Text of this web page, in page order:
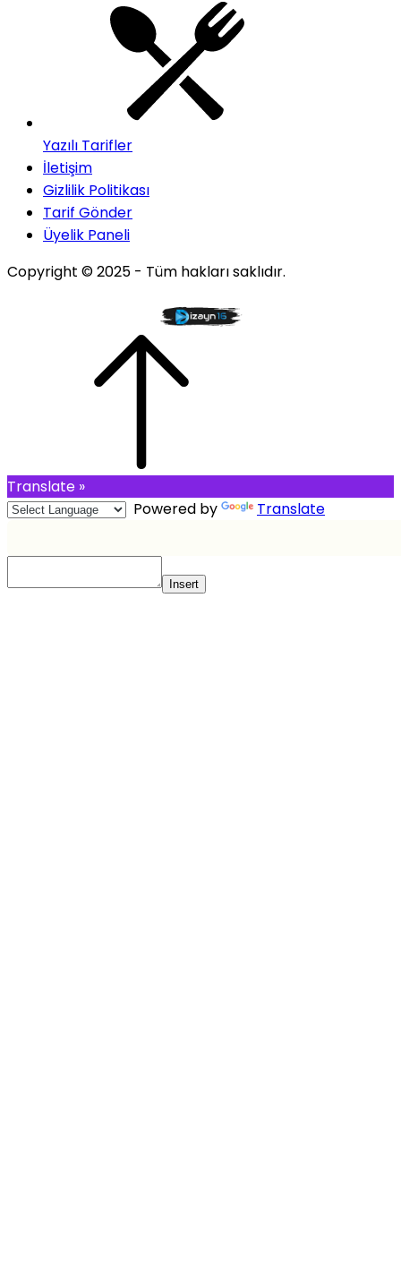
Yazılı Tarifler
İletişim
Gizlilik Politikası
Tarif Gönder
Üyelik Paneli
Copyright © 2025 - Tüm hakları saklıdır.
Translate »
Powered by
Translate
Insert